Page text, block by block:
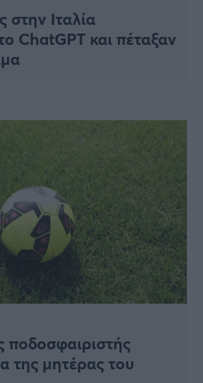
στην Ιταλία
ChatGPT και πέταξαν
της μητέρας του